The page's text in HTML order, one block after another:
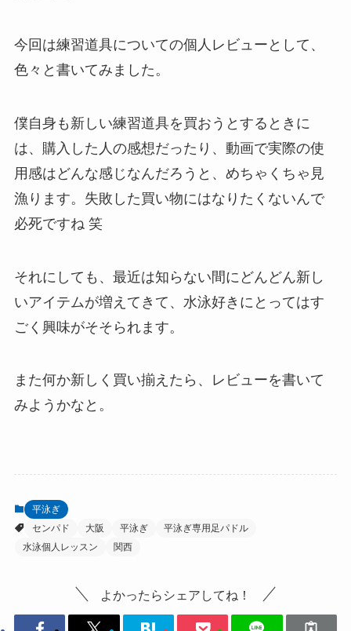
今回は練習道具についての個人レビューとして、
色々と書いてみました。
僕自身も新しい練習道具を買おうとするときに
は、購入した人の感想だったり、動画で実際の使
用感はどんな感じなんだろうと、めちゃくちゃ見
漁ります。失敗した買い物にはなりたくないんで
必死ですね 笑
それにしても、最近は知らない間にどんどん新し
いアイテムが増えてきて、水泳好きにとってはす
ごく興味がそそられます。
また何か新しく買い揃えたら、レビューを書いて
みようかなと。
平泳ぎ
センパド
大阪 平泳ぎ
平泳ぎ専用足パドル
水泳個人レッスン
関西
よかったらシェアしてね！